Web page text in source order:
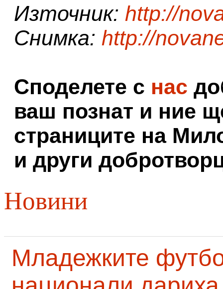
Източник: http://
Снимка: http://
Споделете с нас
ваш познат и ние
страниците на
и други
Новини
Младежките